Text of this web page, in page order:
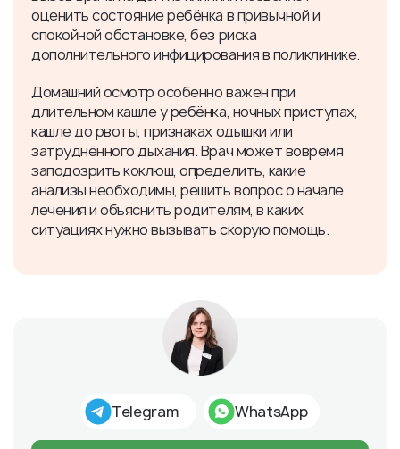
оценить состояние ребёнка в привычной и
спокойной обстановке, без риска
дополнительного инфицирования в поликлинике.
Домашний осмотр особенно важен при
длительном кашле у ребёнка, ночных приступах,
кашле до рвоты, признаках одышки или
затруднённого дыхания. Врач может вовремя
заподозрить коклюш, определить, какие
анализы необходимы, решить вопрос о начале
лечения и объяснить родителям, в каких
ситуациях нужно вызывать скорую помощь.
Telegram WhatsApp